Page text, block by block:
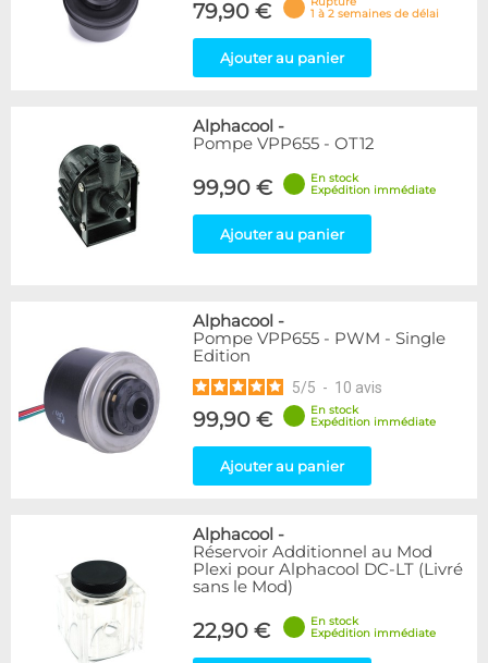
79,90 €
1 à 2 semaines de délai
Ajouter au panier
Alphacool -
Pompe VPP655 - OT12
99,90 €
En stock
Expédition immédiate
Ajouter au panier
Alphacool -
Pompe VPP655 - PWM - Single
Edition
5/5 - 10 avis
99,90 €
En stock
Expédition immédiate
Ajouter au panier
Alphacool -
Réservoir Additionnel au Mod
Plexi pour Alphacool DC-LT (Livré
sans le Mod)
22,90 €
En stock
Expédition immédiate